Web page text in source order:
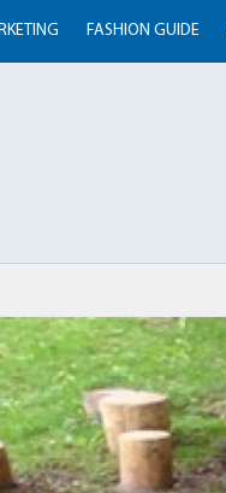
FASHION GUIDE